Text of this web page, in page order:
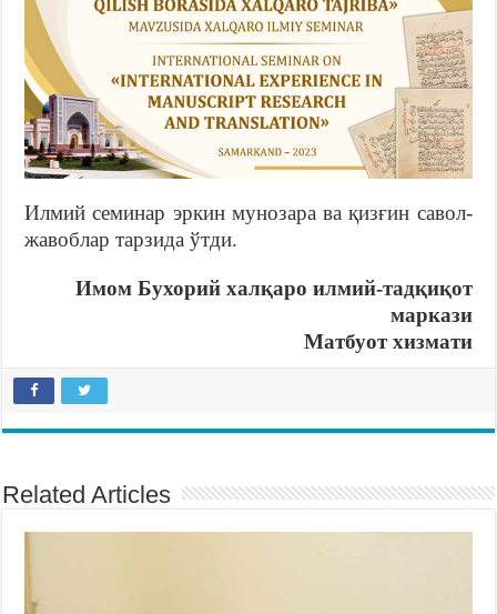
Илмий семинар эркин мунозара ва қизғин савол-
жавоблар тарзида ўтди.
Имом Бухорий халқаро илмий-тадқиқот
маркази
Матбуот хизмати
Related Articles